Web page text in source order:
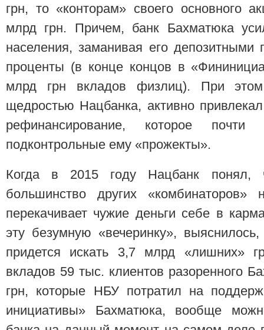
грн, то «конторам» своего основного
млрд грн. Причем, банк Бахматюка
населения, заманивая его
проценты (в конце концов в
млрд грн вкладов физлиц). При
щедростью Нацбанка, активно
рефинансирование, которое
подконтрольные ему «прожекты».
Когда в 2015 году Нацбанк
большинство других
перекачивает чужие деньги себе в
эту безумную «вечеринку»,
придется искать 3,7 млрд «лишних»
вкладов 59 тыс. клиентов разоренного
грн, которые НБУ потратил на
инициативы» Бахматюка, вообще